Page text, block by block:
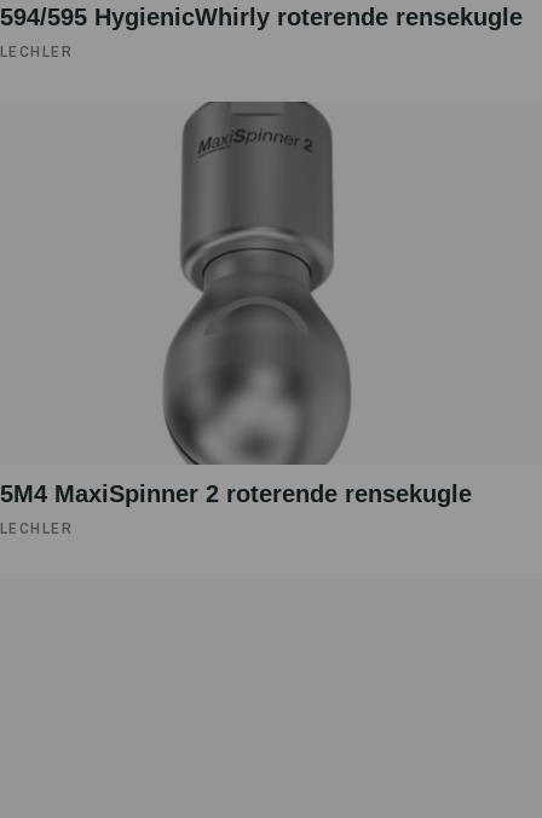
594/595 HygienicWhirly roterende rensekugle
LECHLER
5M4 MaxiSpinner 2 roterende rensekugle
LECHLER